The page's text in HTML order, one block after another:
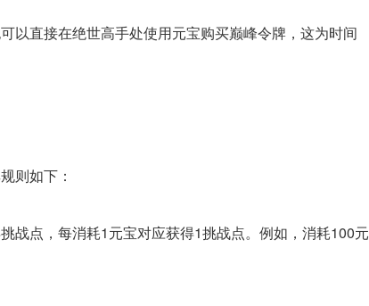
以直接在绝世高手处使用元宝购买巅峰令牌，这为时间
则如下：
战点，每消耗1元宝对应获得1挑战点。例如，消耗100元